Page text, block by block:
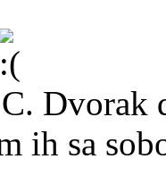
Dvorak
ih sa